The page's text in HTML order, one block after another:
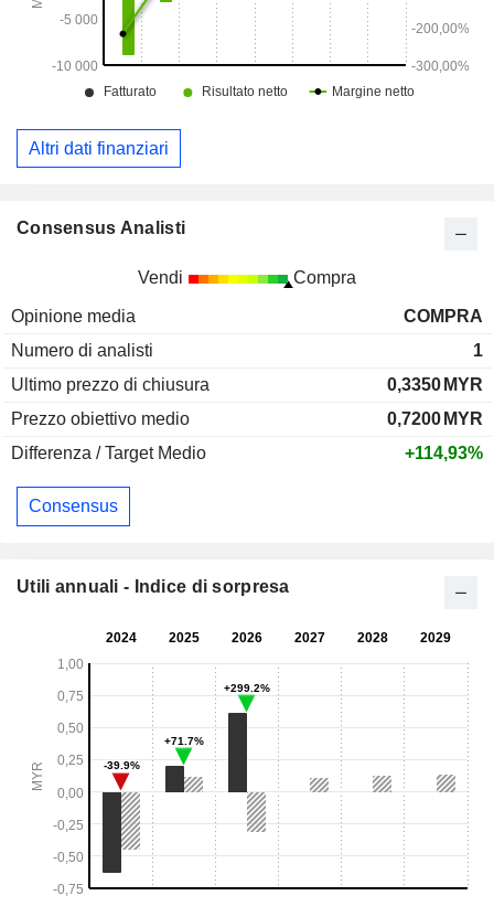
Altri dati finanziari
Consensus Analisti
Vendi Compra
Opinione media
COMPRA
Numero di analisti
1
Ultimo prezzo di chiusura
0,3350 MYR
Prezzo obiettivo medio
0,7200 MYR
Differenza / Target Medio
+114,93%
Consensus
Utili annuali - Indice di sorpresa